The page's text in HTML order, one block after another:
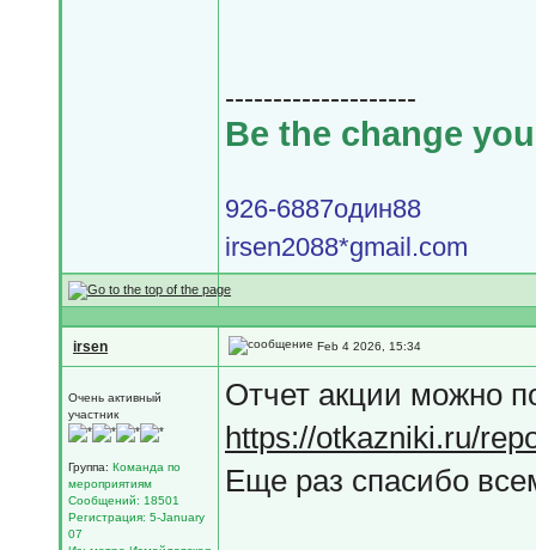
--------------------
Be the change
926-6887один88
irsen2088*gmail.com
irsen Feb 4 2026, 15:34
Очень активный
участник
Группа: Команда по
мероприятиям
Сообщений: 18501
Регистрация: 5-January
07
Отчет акции можно
https://otkazniki.ru/
Еще раз спасибо